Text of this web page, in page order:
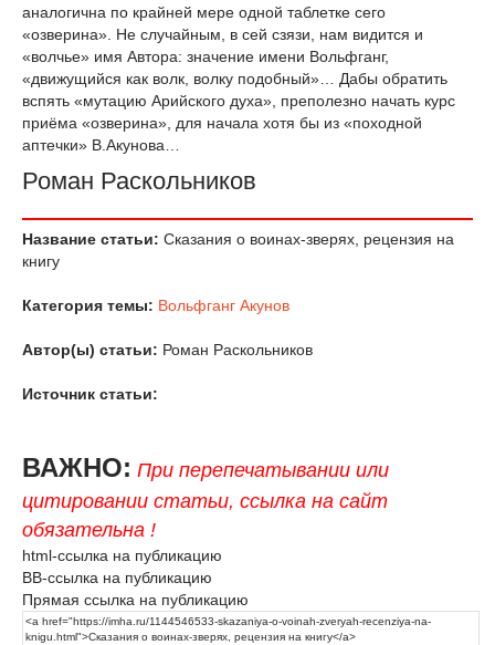
аналогична по крайней мере одной таблетке сего
«озверина». Не случайным, в сей сзязи, нам видится и
«волчье» имя Автора: значение имени Вольфганг,
«движущийся как волк, волку подобный»… Дабы обратить
вспять «мутацию Арийского духа», преполезно начать курс
приёма «озверина», для начала хотя бы из «походной
аптечки» В.Акунова…
Роман Раскольников
Название статьи: Сказания о воинах-зверях, рецензия на
книгу
Категория темы: Вольфганг Акунов
Автор(ы) статьи: Роман Раскольников
Источник статьи:
ВАЖНО: При перепечатывании или
цитировании статьи, ссылка на сайт
обязательна !
html-ссылка на публикацию
BB-ссылка на публикацию
Прямая ссылка на публикацию